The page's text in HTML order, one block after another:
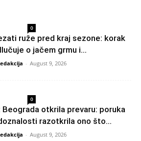
0
ruže pred kraj sezone: korak
o jačem grmu i...
- August 9, 2026
0
Beograda otkrila prevaru: poruka
razotkrila ono što...
- August 9, 2026